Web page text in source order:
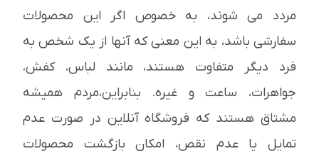
مردد می شوند، به خصوص اگر این محصولات
سفارشی باشد، به این معنی که آنها از یک شخص به
فرد دیگر متفاوت هستند، مانند لباس، کفش،
جواهرات، ساعت و غیره. بنابراین،مردم همیشه
مشتاق هستند که فروشگاه آنلاین در صورت عدم
تمایل یا عدم نقص، امکان بازگشت محصولات